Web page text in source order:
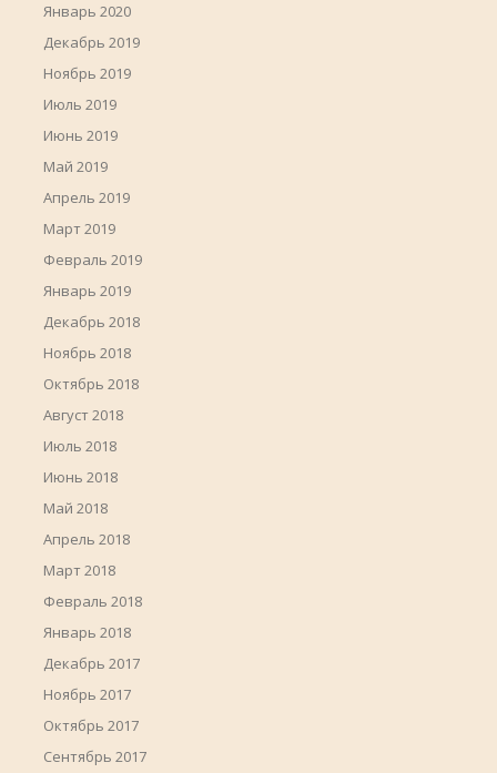
Январь 2020
Декабрь 2019
Ноябрь 2019
Июль 2019
Июнь 2019
Май 2019
Апрель 2019
Март 2019
Февраль 2019
Январь 2019
Декабрь 2018
Ноябрь 2018
Октябрь 2018
Август 2018
Июль 2018
Июнь 2018
Май 2018
Апрель 2018
Март 2018
Февраль 2018
Январь 2018
Декабрь 2017
Ноябрь 2017
Октябрь 2017
Сентябрь 2017